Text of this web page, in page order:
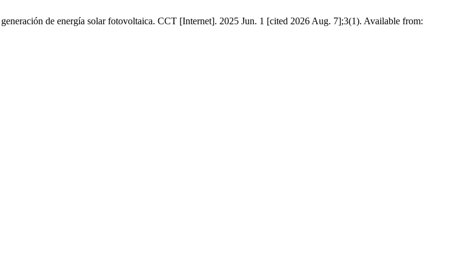
de energía solar fotovoltaica. CCT [Internet]. 2025 Jun. 1 [cited 2026 Aug. 7];3(1). Available from: